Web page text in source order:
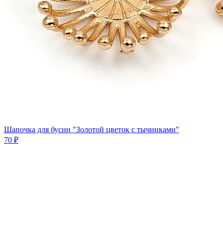
Шапочка для бусин "Золотой цветок с тычинками"
70 ₽